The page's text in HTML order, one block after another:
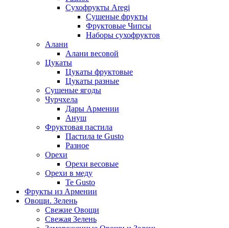
Сухофрукты Aregi
Сушеные фрукты
Фруктовые Чипсы
Наборы сухофруктов
Алани
Алани весовой
Цукаты
Цукаты фруктовые
Цукаты разные
Сушеные ягоды
Чурчхела
Дары Армении
Ануш
Фруктовая пастила
Пастила te Gusto
Разное
Орехи
Орехи весовые
Орехи в меду
Te Gusto
Фрукты из Армении
Овощи. Зелень
Свежие Овощи
Свежая Зелень